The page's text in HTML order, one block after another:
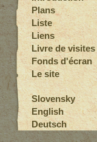
Plans
Liste
Liens
Livre de visites
Fonds d'écran
Le site
Slovensky
English
Deutsch